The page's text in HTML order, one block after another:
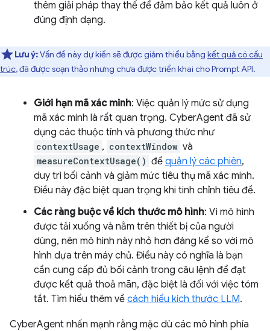
thêm giải pháp thay thế để đảm bảo kết quả luôn ở
đúng định dạng.
Lưu ý:Vấn đề này dự kiến sẽ được giảm thiểu bằng kết quả có cấu
trúc, đã được soạn thảo nhưng chưa được triển khai cho Prompt API.
Giới hạn mã xác minh: Việc quản lý mức sử dụng
mã xác minh là rất quan trọng. CyberAgent đã sử
dụng các thuộc tính và phương thức như
contextUsage , contextWindow và
measureContextUsage() để quản lý các phiên,
duy trì bối cảnh và giảm mức tiêu thụ mã xác minh.
Điều này đặc biệt quan trọng khi tinh chỉnh tiêu đề.
Các ràng buộc về kích thước mô hình: Vì mô hình
được tải xuống và nằm trên thiết bị của người
dùng, nên mô hình này nhỏ hơn đáng kể so với mô
hình dựa trên máy chủ. Điều này có nghĩa là bạn
cần cung cấp đủ bối cảnh trong câu lệnh để đạt
được kết quả thoả mãn, đặc biệt là đối với việc tóm
tắt. Tìm hiểu thêm về cách hiểu kích thước LLM.
CyberAgent nhấn mạnh rằng mặc dù các mô hình phía